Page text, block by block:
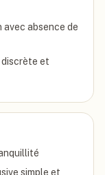
avec absence de
discrète et
simple et